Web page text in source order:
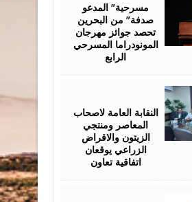
مسرحية” المدعو
صدفة” من البحرين
تحصد جوائز مهرجان
المونودراما المسرحي
الرابع
النقابة العامة لاصحاب
المعاصر ومنتجي
الزيتون والاقراض
الزراعي يوقعان
اتفاقية تعاون
2026